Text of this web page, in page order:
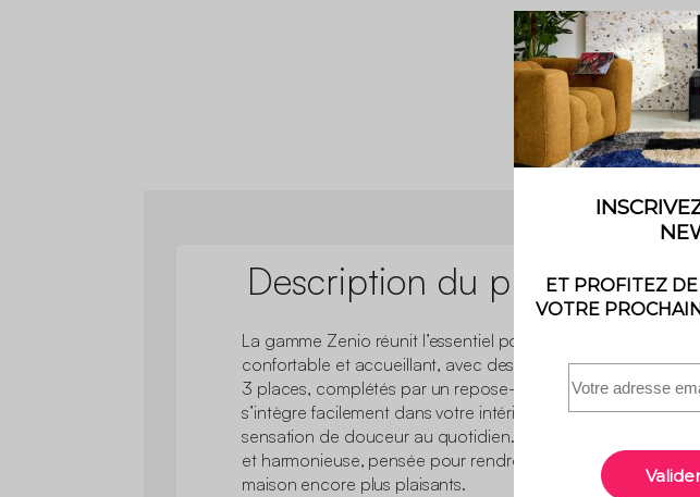
Description du produit
La gamme Zenio réunit l’essentiel pour créer un salon
confortable et accueillant, avec des canapés d’angle, 2 ou
3 places, complétés par un repose-pieds. Chaque pièce
s’intègre facilement dans votre intérieur et apporte une vraie
sensation de douceur au quotidien. Une collection simple
et harmonieuse, pensée pour rendre vos moments à la
maison encore plus plaisants.